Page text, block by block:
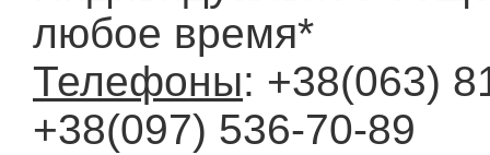
любое время*
Телефоны: +38(063)
+38(097) 536-70-89